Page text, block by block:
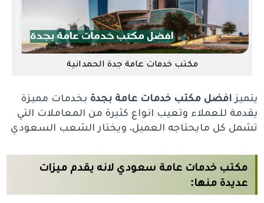
مكتب خدمات عامة جدة الحمدانية
يتميزافضل مكتب خدمات عامة بجدة بخدمات مميزة
يقدمة للعملاء وتعيب انواع كثيرة من المعاملات التي
تشمل كل مايحتاجه العميل، ويختار الشعب السعودي
مكتب خدمات عامة سعودي لانه يقدم ميزات
عديدة منها: